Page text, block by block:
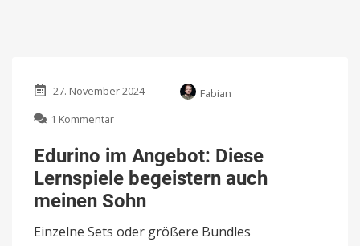
27. November 2024
Fabian
1 Kommentar
im
Angebot:
Diese
Lernspiele
begeistern
auch
meinen
Edurino im Angebot: Diese
Lernspiele begeistern auch
meinen Sohn
Einzelne Sets oder größere Bundles